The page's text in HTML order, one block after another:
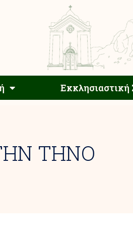
Αρχιεπισκοπή
ΤΗΝΟ